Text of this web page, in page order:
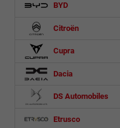
BYD
Citroën
Cupra
Dacia
DS Automobiles
Etrusco